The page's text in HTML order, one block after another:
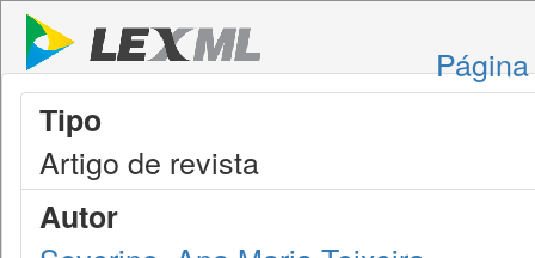
Tipo
Artigo de revista
Autor